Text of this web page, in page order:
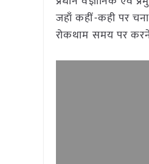
जहाँ कहीं-कही पर
रोकथाम समय पर